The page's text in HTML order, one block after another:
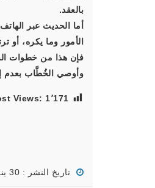
بالعقد.
أما الحديث عبر
الأمور وما يكره، أو
فإن هذا من خطوات
وأوصي الخُطَّاب بعدم
Views: 1٬171
تاريخ النشر : 30 يناير, 2012